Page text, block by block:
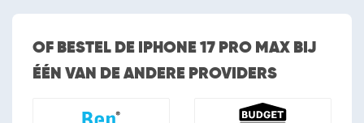
OF BESTEL DE IPHONE 17 PRO MAX BIJ
ÉÉN VAN DE ANDERE PROVIDERS